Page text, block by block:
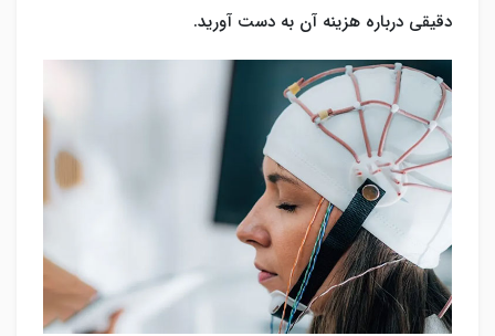
دقیقی درباره هزینه آن به دست آورید.